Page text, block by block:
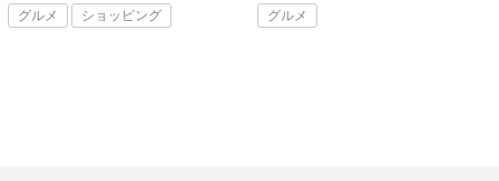
グルメ
ショッピング
グルメ